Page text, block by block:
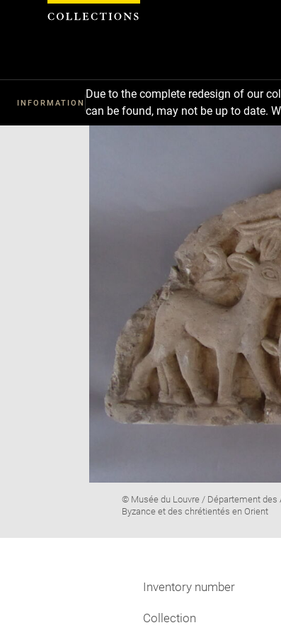
INFORMATION
Due to the complete redesign of our
can be found, may not be up to date.
Image
caption:
© Musée du Louvre / Département des
Byzance et des chrétientés en Orient
Inventory number
Collection
Cookies management panel